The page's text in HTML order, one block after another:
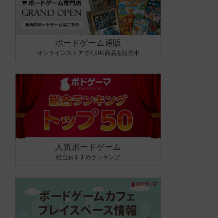
ボードゲーム通販
オンラインストアで7,500商品を販売中
人気ボードゲーム
総合おすすめランキング